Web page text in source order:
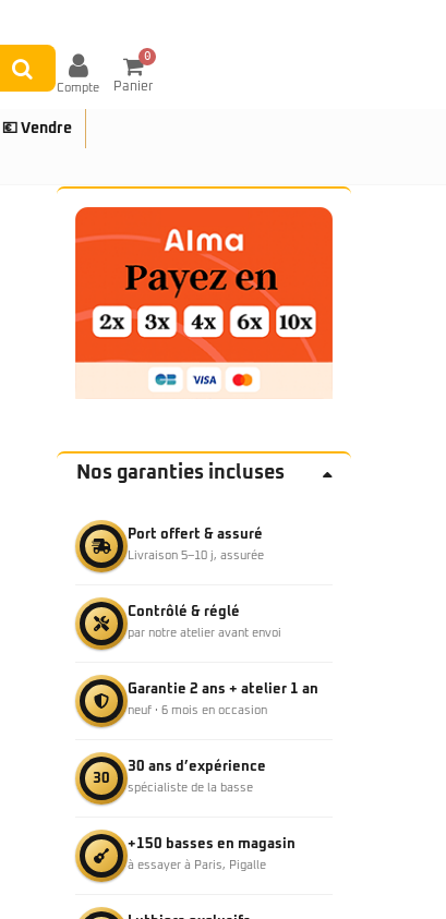
Compte
0
Panier
💶 Vendre
Nos garanties incluses
Port offert & assuré
Livraison 5–10 j, assurée
Contrôlé & réglé
par notre atelier avant envoi
Garantie 2 ans + atelier 1 an
neuf · 6 mois en occasion
30
30 ans d’expérience
spécialiste de la basse
+150 basses en magasin
à essayer à Paris, Pigalle